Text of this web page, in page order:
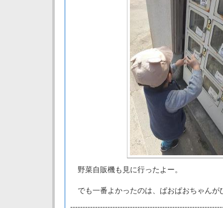
野菜自販機も見に行ったよー。
でも一番よかったのは、ぱおぱおちゃんが